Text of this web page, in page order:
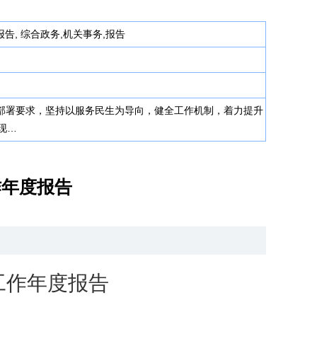
告, 综合政务,机关事务,报告
要求，坚持以服务民生为导向，健全工作机制，着力提升
…
度报告
作年度报告